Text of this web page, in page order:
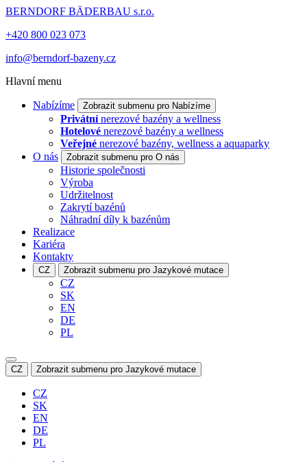
BERNDORF BÄDERBAU s.r.o.
+420 800 023 073
info@berndorf-bazeny.cz
Hlavní menu
Nabízíme Zobrazit submenu pro Nabízíme
Privátnínerezové bazény a wellness
Hotelové nerezové bazény a wellness
Veřejné nerezové bazény, wellness a aquaparky
O nás
Zobrazit submenu pro O nás
Historie společnosti
Výroba
Udržitelnost
Zakrytí bazénů
Náhradní díly k bazénům
Realizace
Kariéra
Kontakty
CZ Zobrazit submenu pro Jazykové mutace
CZ
SK
EN
DE
PL
CZ Zobrazit submenu pro Jazykové mutace
CZ
SK
EN
DE
PL